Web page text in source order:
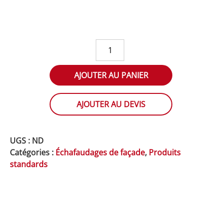
quantité
de
Kit
passage
piéton
maille
suivante
AJOUTER AU PANIER
AJOUTER AU DEVIS
UGS : ND
Catégories : Échafaudages de façade, Produits
standards